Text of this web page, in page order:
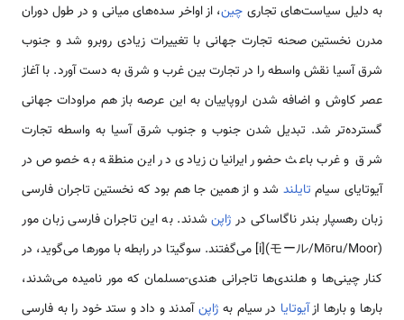
به دلیل سیاست‌های تجاری چین، از اواخر سده‌های میانی و در طول دوران
مدرن نخستین صحنه تجارت جهانی با تغییرات زیادی روبرو شد و جنوب
شرق آسیا نقش واسطه را در تجارت بین غرب و شرق به دست آورد. با آغاز
عصر کاوش و اضافه شدن اروپاییان به این عرصه باز هم مراودات جهانی
گسترده‌تر شد. تبدیل شدن جنوب و جنوب شرق آسیا به واسطه تجارت
شرق و غرب باعث حضور ایرانیان زیادی در این منطقه به خصوص در
آیوتایای سیام تایلند شد و از همین جا هم بود که نخستین تاجران فارسی
زبان رهسپار بندر ناگاساکی در ژاپن شدند. به این تاجران فارسی زبان مور
(モール/Mōru/Moor)[i] می‌گفتند. سوگیتا در رابطه با مورها می‌گوید، در
کنار چینی‌ها و هلندی‌ها تاجرانی هندی-مسلمان که مور نامیده می‌شدند،
بارها و بارها ازآیوتایا در سیام به ژاپنآمدند و داد و ستد خود را به فارسی